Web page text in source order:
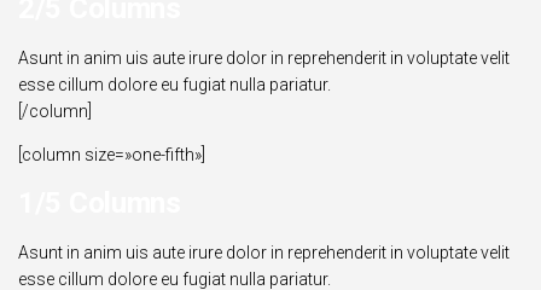
Asunt in anim uis aute irure dolor in reprehenderit in voluptate velit
esse cillum dolore eu fugiat nulla pariatur.
[/column]
[column size=»one-fifth»]
Asunt in anim uis aute irure dolor in reprehenderit in voluptate velit
esse cillum dolore eu fugiat nulla pariatur.